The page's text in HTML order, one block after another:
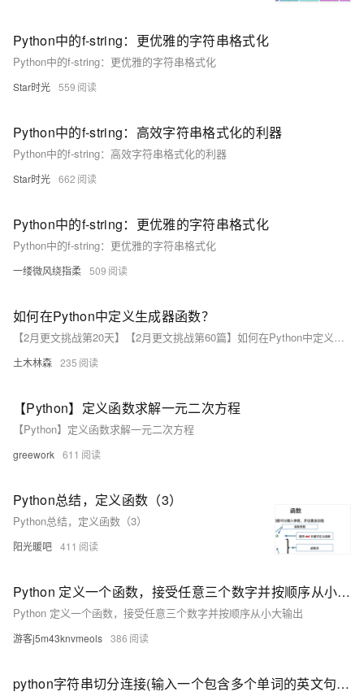
Python中的f-string：更优雅的字符串格式化
Python中的f-string：更优雅的字符串格式化
Star时光 559
Python中的f-string：高效字符串格式化的利器
Python中的f-string：高效字符串格式化的利器
Star时光 662
Python中的f-string：更优雅的字符串格式化
Python中的f-string：更优雅的字符串格式化
一缕微风绕指柔 509
如何在Python中定义生成器函数？
【2月更文挑战第20天】【2月更文挑战第60篇】如何在Python中定义生成器函数？
土木林森 235
【Python】定义函数求解一元二次方程
【Python】定义函数求解一元二次方程
greework 611
Python总结，定义函数（3）
Python总结，定义函数（3）
阳光暖吧 411
Python 定义一个函数，接受任意三个数字并按顺序从小大输出
Python 定义一个函数，接受任意三个数字并按顺序从小大输出
游客j5m43knvmeols 386
python字符串切分连接(输入一个包含多个单词的英文句子，单词间以空格分隔，标点符号后跟一个空格。定义一个函数，功能是用指定的符号把单词连接起来。)